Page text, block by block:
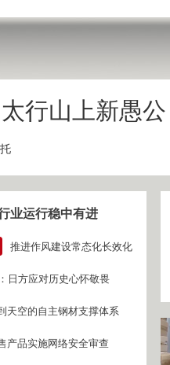
行山上新愚公
业运行稳中有进
推进作风建设常态化长效化
日方应对历史心怀敬畏
天空的自主钢材支撑体系
产品实施网络安全审查